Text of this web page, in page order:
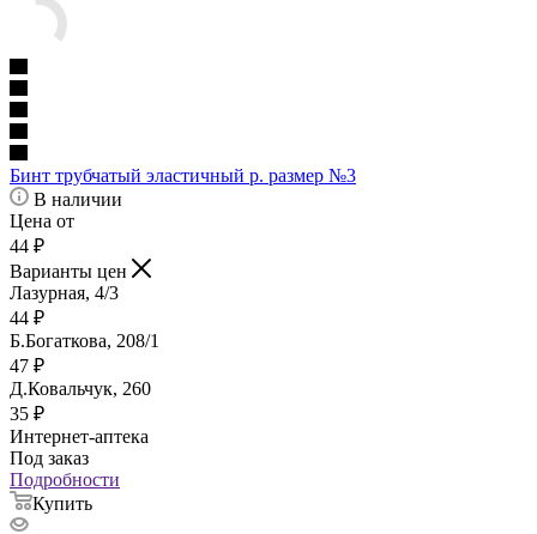
Бинт трубчатый эластичный р. размер №3
В наличии
Цена от
44 ₽
Варианты цен
Лазурная, 4/3
44 ₽
Б.Богаткова, 208/1
47 ₽
Д.Ковальчук, 260
35 ₽
Интернет-аптека
Под заказ
Подробности
Купить